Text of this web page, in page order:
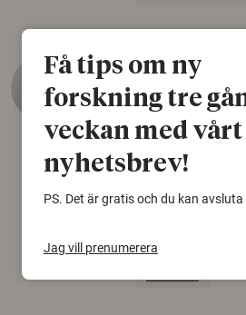
Gammalt
äldsta sko
22 juni 2026
Det som arkeologer
björnfäll visar sig
gammal sko.
Få tips om ny
forskning tre
veckan med vårt
nyhetsbrev!
PS. Det är gratis och du kan avsluta
Jag vill prenumerera